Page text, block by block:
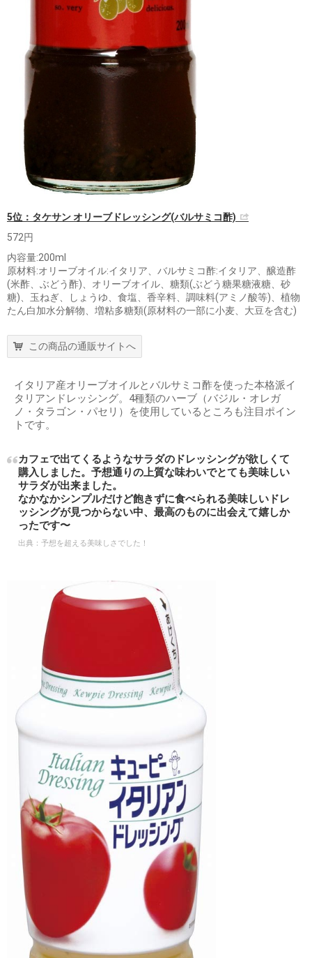
5位：タケサン オリーブドレッシング(バルサミコ酢)
572円
内容量:200ml
原材料:オリーブオイル:イタリア、バルサミコ酢:イタリア、醸造酢
(米酢、ぶどう酢)、オリーブオイル、糖類(ぶどう糖果糖液糖、砂
糖)、玉ねぎ、しょうゆ、食塩、香辛料、調味料(アミノ酸等)、植物
たん白加水分解物、増粘多糖類(原材料の一部に小麦、大豆を含む)
この商品の通販サイトへ
イタリア産オリーブオイルとバルサミコ酢を使った本格派イ
タリアンドレッシング。4種類のハーブ（バジル・オレガ
ノ・タラゴン・パセリ）を使用しているところも注目ポイン
トです。
カフェで出てくるようなサラダのドレッシングが欲しくて
購入しました。予想通りの上質な味わいでとても美味しい
サラダが出来ました。
なかなかシンプルだけど飽きずに食べられる美味しいドレ
ッシングが見つからない中、最高のものに出会えて嬉しか
ったです〜
出典： 予想を超える美味しさでした！